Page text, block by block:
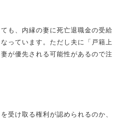
も、内縁の妻に死亡退職金の受給
っています。ただし夫に「戸籍上
が優先される可能性があるので注
受け取る権利が認められるのか、